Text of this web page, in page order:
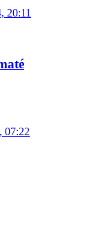
20:11
07:22